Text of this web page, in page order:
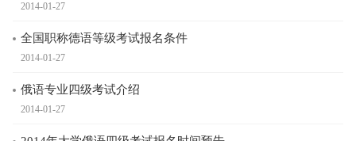
2014-01-27
全国职称德语等级考试报名条件
2014-01-27
俄语专业四级考试介绍
2014-01-27